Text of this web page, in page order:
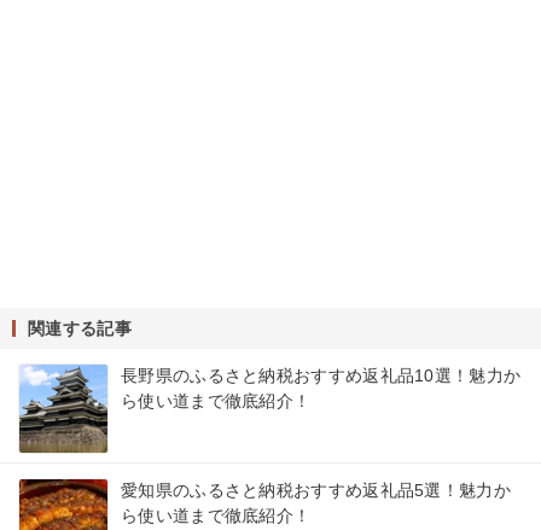
関連する記事
長野県のふるさと納税おすすめ返礼品10選！魅力か
ら使い道まで徹底紹介！
愛知県のふるさと納税おすすめ返礼品5選！魅力か
ら使い道まで徹底紹介！